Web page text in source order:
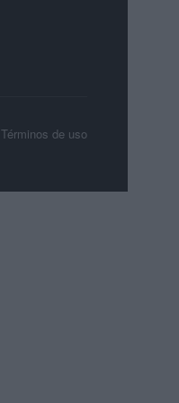
Términos de uso